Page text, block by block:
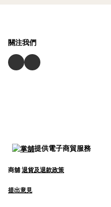
關注我們
提供電子商貿服務
商舖 退貨及退款政策
提出意見